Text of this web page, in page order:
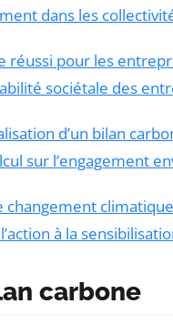
dans les
réussi pour les
sociétale des
d’un bilan
sur l’engagement
à la
carbone